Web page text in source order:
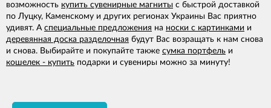
возможность купить сувенирные магниты с быстрой доставкой
по Луцку, Каменскому и других регионах Украины Вас приятно
удивят. А специальные предложения на носки с картинками и
деревянная доска разделочная будут Вас возращать к нам снова
и снова. Выбирайте и покупайте также сумка портфель и
кошелек - купить подарки и сувениры можно за минуту!